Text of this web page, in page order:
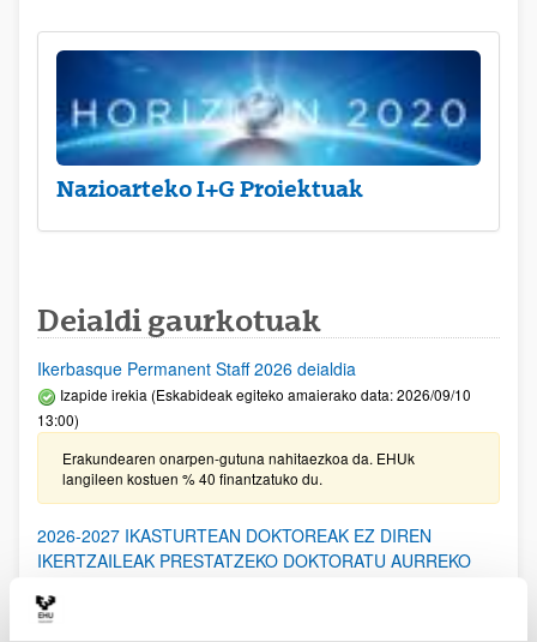
Nazioarteko I+G Proiektuak
Deialdi gaurkotuak
Ikerbasque Permanent Staff 2026 deialdia
Izapide irekia (Eskabideak egiteko amaierako data: 2026/09/10
13:00)
Erakundearen onarpen-gutuna nahitaezkoa da. EHUk
langileen kostuen % 40 finantzatuko du.
2026-2027 IKASTURTEAN DOKTOREAK EZ DIREN
IKERTZAILEAK PRESTATZEKO DOKTORATU AURREKO
berriztapenak (Eusko Jaurlaritza)
Aurkezteko epea itxita: 2026/06/19 - 2026/07/20